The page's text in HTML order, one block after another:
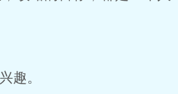
趣。